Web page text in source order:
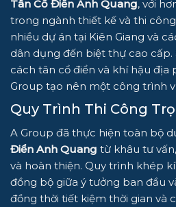
Tân Cổ Điển Anh Quang, với
trong ngành thiết kế và thi
nhiều dự án tại Kiên Giang và
dân dụng đến biệt thự cao cấp.
cách tân cổ điển và khí hậu địa
Group tạo nên một công trình
Quy Trình Thi Công
A Group đã thực hiện toàn bộ
Điển Anh Quang từ khâu tư
và hoàn thiện. Quy trình khép
đồng bộ giữa ý tưởng ban đầu
đồng thời tiết kiệm thời gian và